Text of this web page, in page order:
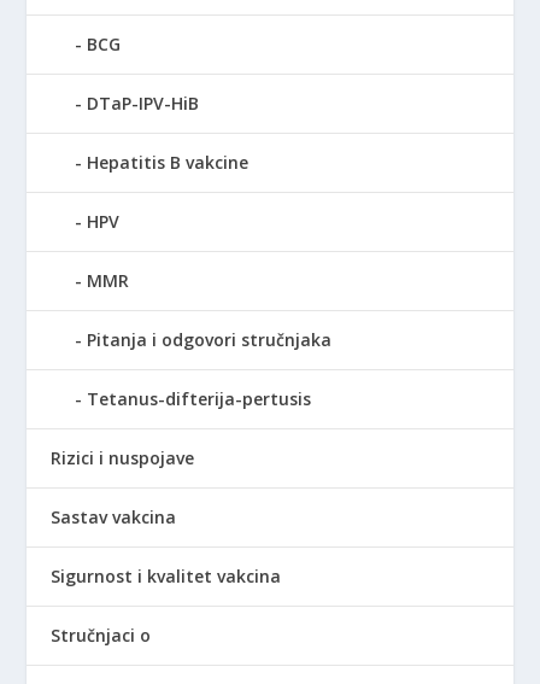
BCG
DTaP-IPV-HiB
Hepatitis B vakcine
HPV
MMR
Pitanja i odgovori stručnjaka
Tetanus-difterija-pertusis
Rizici i nuspojave
Sastav vakcina
Sigurnost i kvalitet vakcina
Stručnjaci o